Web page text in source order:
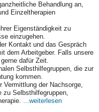
Behandlung an,
Einzeltherapien
Eigenständigkeit zu
einzugehen.
Kontakt und das Gespräch
dem Arbeitgeber. Falls unsere
dafür Zeit.
Selbsthilfegruppen, die zur
kommen.
Vermittlung der Nachsorge,
zu Selbsthilfegruppen,
...weiterlesen